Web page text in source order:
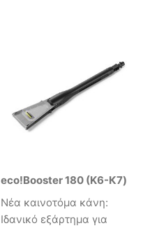
eco!Booster 180 (K6-К7)
Νέα καινοτόμα κάνη:
Ιδανικό εξάρτημα για